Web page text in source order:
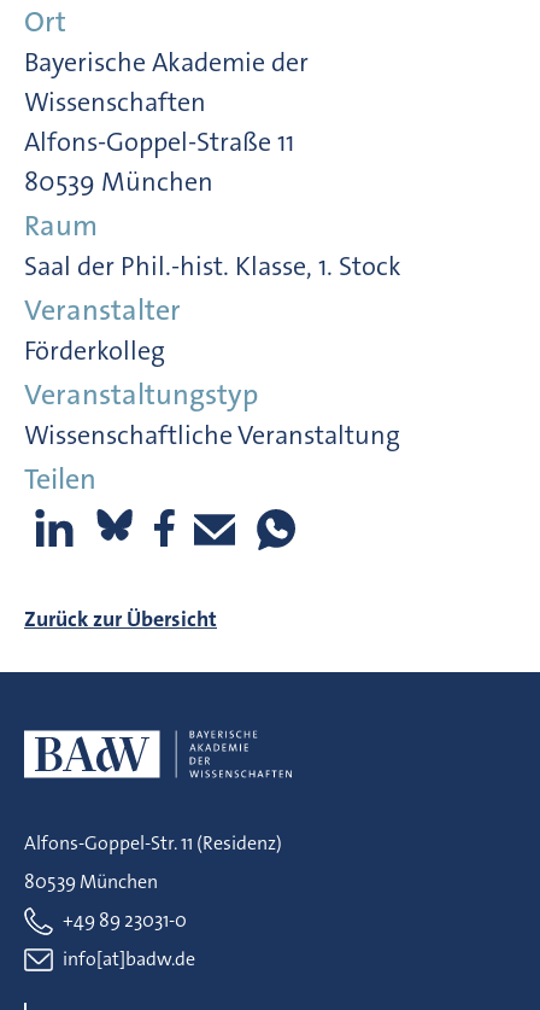
Ort
Bayerische Akademie der
Wissenschaften
Alfons-Goppel-Straße 11
80539 München
Raum
Saal der Phil.-hist. Klasse, 1. Stock
Veranstalter
Förderkolleg
Veranstaltungstyp
Wissenschaftliche Veranstaltung
Teilen
Zurück zur Übersicht
Alfons-Goppel-Str. 11 (Residenz)
80539 München
+49 89 23031-0
info[at]badw.de